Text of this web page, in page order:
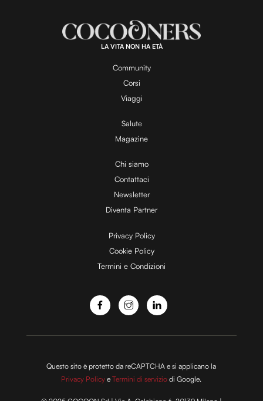
a
y
V
i
d
e
o
:
1
0
0
.
0
LA VITA NON HA ETÀ
Community
Corsi
Viaggi
Salute
Magazine
Chi siamo
Contattaci
Newsletter
Diventa Partner
Privacy Policy
Cookie Policy
Termini e Condizioni
Questo sito è protetto da reCAPTCHA e si applicano la
Privacy Policy eTermini di servizio di Google.